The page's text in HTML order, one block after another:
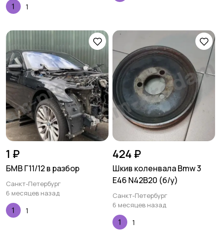
1
1 ₽
БМВ Г11/12 в разбор
Санкт-Петербург
6 месяцев назад
1
424 ₽
Шкив коленвала Bmw 3
E46 N42B20 (б/у)
Санкт-Петербург
6 месяцев назад
1